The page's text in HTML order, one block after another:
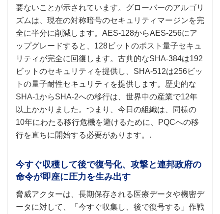
要ないことが示されています。グローバーのアルゴリ
ズムは、現在の対称暗号のセキュリティマージンを完
全に半分に削減します。AES-128からAES-256にア
ップグレードすると、128ビットのポスト量子セキュ
リティが完全に回復します。古典的なSHA-384は192
ビットのセキュリティを提供し、SHA-512は256ビッ
トの量子耐性セキュリティを提供します。歴史的な
SHA-1からSHA-2への移行は、世界中の産業で12年
以上かかりました。つまり、今日の組織は、同様の
10年にわたる移行危機を避けるために、PQCへの移
行を直ちに開始する必要があります。.
今すぐ収穫して後で復号化、攻撃と連邦政府の
命令が即座に圧力を生み出す
脅威アクターは、長期保存される医療データや機密デ
ータに対して、「今すぐ収集し、後で復号する」作戦